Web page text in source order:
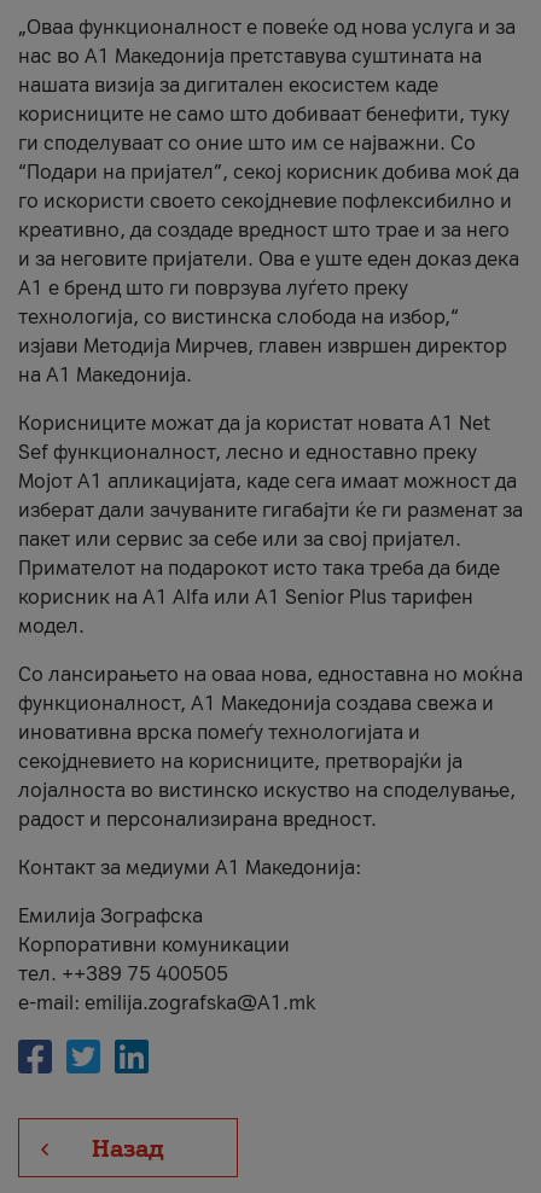
„Оваа функционалност е повеќе од нова услуга и за
нас во А1 Македонија претставува суштината на
нашата визија за дигитален екосистем каде
корисниците не само што добиваат бенефити, туку
ги споделуваат со оние што им се најважни. Со
“Подари на пријател”, секој корисник добива моќ да
го искористи своето секојдневие пофлексибилно и
креативно, да создаде вредност што трае и за него
и за неговите пријатели. Ова е уште еден доказ дека
А1 е бренд што ги поврзува луѓето преку
технологија, со вистинска слобода на избор,“
изјави Методија Мирчев, главен извршен директор
на А1 Македонија.
Корисниците можат да ја користат новата А1 Net
Sef функционалност, лесно и едноставно преку
Мојот А1 апликацијата, каде сега имаат можност да
изберат дали зачуваните гигабајти ќе ги разменат за
пакет или сервис за себе или за свој пријател.
Примателот на подарокот исто така треба да биде
корисник на А1 Alfa или A1 Senior Plus тарифен
модел.
Со лансирањето на оваа нова, едноставна но моќна
функционалност, А1 Македонија создава свежа и
иновативна врска помеѓу технологијата и
секојдневието на корисниците, претворајќи ја
лојалноста во вистинско искуство на споделување,
радост и персонализирана вредност.
Контакт за медиуми А1 Македонија:
Емилија Зографска
Корпоративни комуникации
тел. ++389 75 400505
e-mail: emilija.zografska@A1.mk
Назад